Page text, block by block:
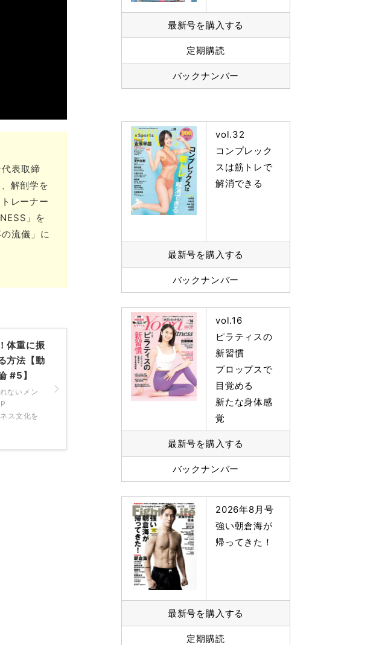
表取締
解剖学を
レーナー
」を
流儀」に
体重に振
方法【動
#5】
ないメン
ス文化を
最新号を購入する
定期購読
バックナンバー
vol.32
コンプレック
スは筋トレで
解消できる
最新号を購入する
バックナンバー
vol.16
ピラティスの
新習慣
プロップスで
目覚める
新たな身体感
覚
最新号を購入する
バックナンバー
2026年8月号
強い朝倉海が
帰ってきた！
最新号を購入する
定期購読